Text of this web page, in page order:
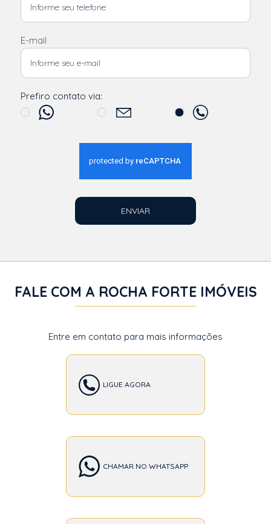
E-mail
Prefiro contato via:
ENVIAR
FALE COM A ROCHA FORTE IMÓVEIS
Entre em contato para mais informações
LIGUE AGORA
CHAMAR NO WHATSAPP